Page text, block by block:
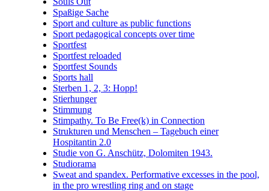
Spaßige Sache
Sport and culture as public functions
Sport pedagogical concepts over time
Sportfest
Sportfest reloaded
Sportfest Sounds
Sports hall
Sterben 1, 2, 3: Hopp!
Stierhunger
Stimmung
Stimpathy. To Be Free(k) in Connection
Strukturen und Menschen – Tagebuch einer
Hospitantin 2.0
Studie von G. Anschütz, Dolomiten 1943.
Studiorama
Sweat and spandex. Performative excesses in the pool,
in the pro wrestling ring and on stage